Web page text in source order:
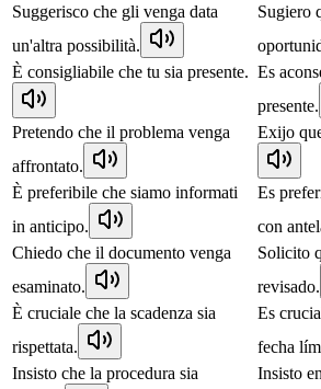
Suggerisco che gli venga data
un'altra possibilità.
Sugiero
È consigliabile che tu sia presente. Es
presente.
Pretendo che il problema venga
affrontato.
Exijo
È preferibile che siamo informati
in anticipo.
Es
con
Chiedo che il documento venga
esaminato.
Solicito
revisado.
È cruciale che la scadenza sia
rispettata.
Es
fecha
Insisto che la procedura sia
Insisto